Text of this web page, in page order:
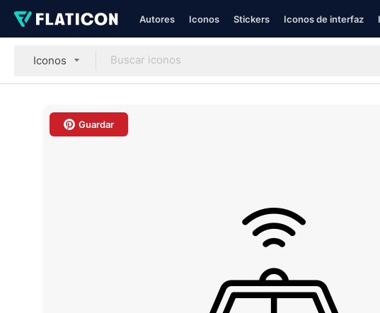
Autores Iconos Stickers Iconos de interfaz
Iconos
Guardar